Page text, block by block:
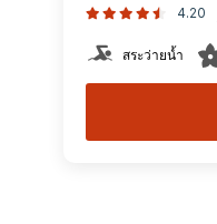
4.20
สระว่ายน้ำ